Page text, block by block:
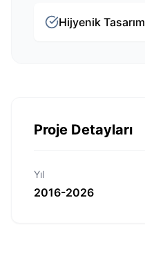
Hijyenik Tasarım
Proje Detayları
Yıl
2016-2026